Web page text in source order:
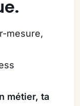
mesure,
métier, ta